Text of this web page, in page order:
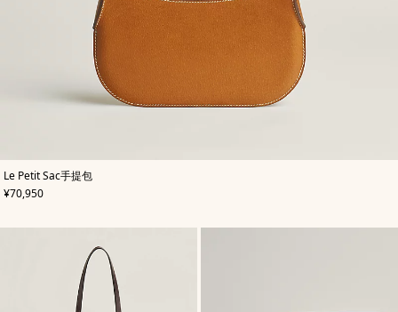
Le Petit Sac手提包
,颜
色:
米
然
,
价格
¥70,950